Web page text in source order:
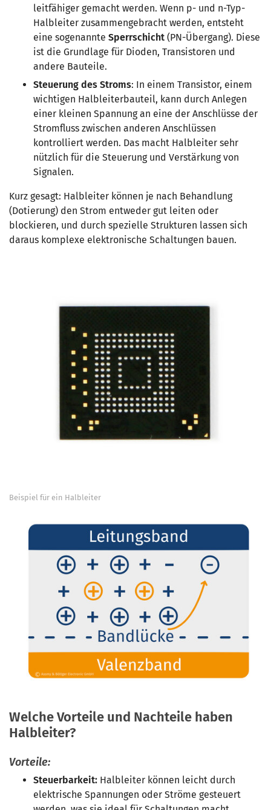
leitfähiger gemacht werden. Wenn p- und n-Typ-
Halbleiter zusammengebracht werden, entsteht
eine sogenannte Sperrschicht (PN-Übergang). Diese
ist die Grundlage für Dioden, Transistoren und
andere Bauteile.
Steuerung des Stroms: In einem Transistor, einem
wichtigen Halbleiterbauteil, kann durch Anlegen
einer kleinen Spannung an eine der Anschlüsse der
Stromfluss zwischen anderen Anschlüssen
kontrolliert werden. Das macht Halbleiter sehr
nützlich für die Steuerung und Verstärkung von
Signalen.
Kurz gesagt: Halbleiter können je nach Behandlung
(Dotierung) den Strom entweder gut leiten oder
blockieren, und durch spezielle Strukturen lassen sich
daraus komplexe elektronische Schaltungen bauen.
Beispiel für ein Halbleiter
Welche Vorteile und Nachteile haben
Halbleiter?
Vorteile:
Steuerbarkeit: Halbleiter können leicht durch
elektrische Spannungen oder Ströme gesteuert